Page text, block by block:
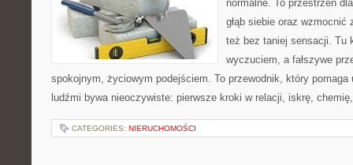
normalne. To przestrzeń
głąb siebie oraz
też bez taniej sensacji. Tu
wyczuciem, a fałszywe
spokojnym, życiowym podejściem. To przewodnik, który pomaga
ludźmi bywa nieoczywiste: pierwsze kroki w relacji, iskrę,
CATEGORIES: NIERUCHOMOŚCI